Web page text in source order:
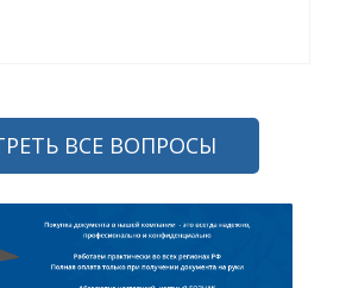
ВСЕ ВОПРОСЫ